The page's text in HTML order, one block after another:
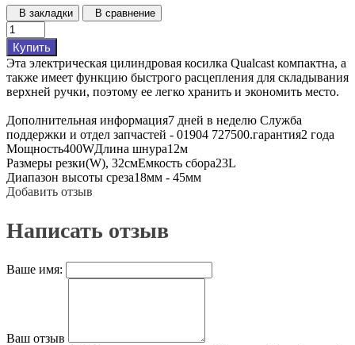
В закладки В сравнение
Купить
Эта электрическая цилиндровая косилка Qualcast компактна, а
также имеет функцию быстрого расцепления для складывания
верхней ручки, поэтому ее легко хранить и экономить место.
Дополнительная информация7 дней в неделю Служба
поддержки и отдел запчастей - 01904 727500.гарантия2 года
Мощность400WДлина шнура12м
Размеры резки(W), 32смЕмкость сбора23L
Диапазон высоты среза18мм - 45мм
Добавить отзыв
Написать отзыв
Ваше имя:
Ваш отзыв